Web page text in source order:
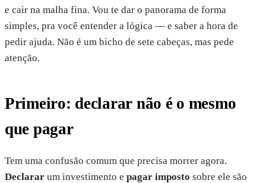
e cair na malha fina. Vou te dar o panorama de forma
simples, pra você entender a lógica — e saber a hora de
pedir ajuda. Não é um bicho de sete cabeças, mas pede
atenção.
Primeiro: declarar não é o mesmo
que pagar
Tem uma confusão comum que precisa morrer agora.
Declarar um investimento e pagar imposto sobre ele são